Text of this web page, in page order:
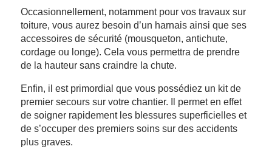
Occasionnellement, notamment pour vos travaux sur
toiture, vous aurez besoin d’un harnais ainsi que ses
accessoires de sécurité (mousqueton, antichute,
cordage ou longe). Cela vous permettra de prendre
de la hauteur sans craindre la chute.
Enfin, il est primordial que vous possédiez un kit de
premier secours sur votre chantier. Il permet en effet
de soigner rapidement les blessures superficielles et
de s’occuper des premiers soins sur des accidents
plus graves.